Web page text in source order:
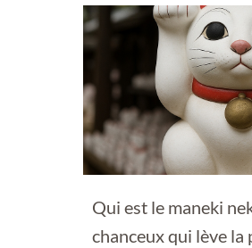
Qui est le maneki
chanceux qui lève la